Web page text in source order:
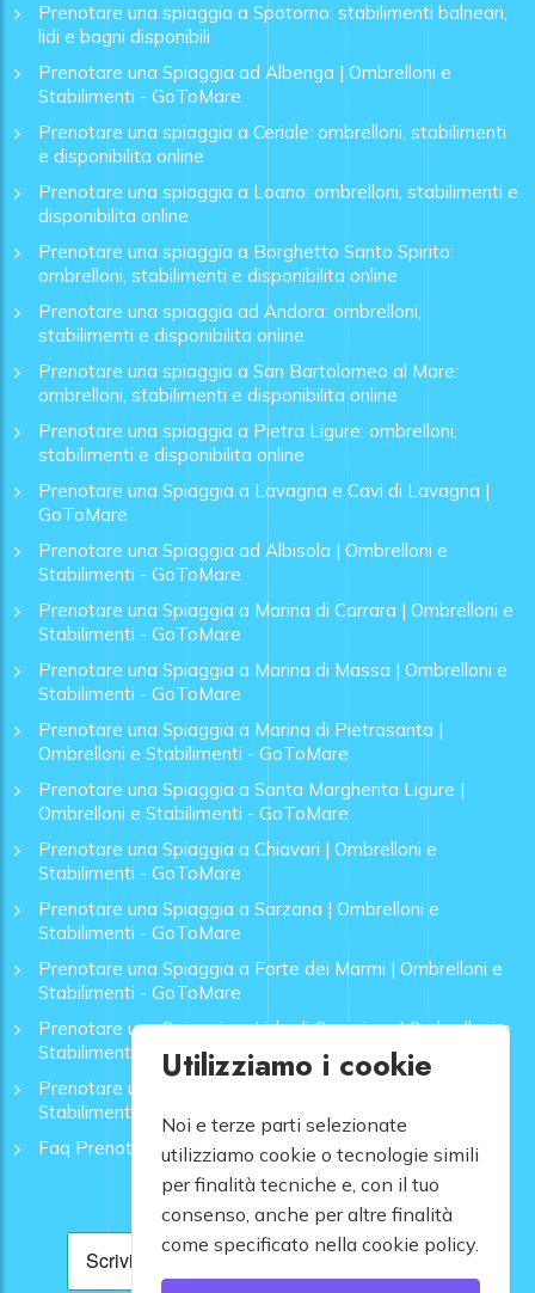
Prenotare una spiaggia a Spotorno: stabilimenti balneari,
lidi e bagni disponibili
Prenotare una Spiaggia ad Albenga | Ombrelloni e
Stabilimenti - GoToMare
Prenotare una spiaggia a Ceriale: ombrelloni, stabilimenti
e disponibilita online
Prenotare una spiaggia a Loano: ombrelloni, stabilimenti e
disponibilita online
Prenotare una spiaggia a Borghetto Santo Spirito:
ombrelloni, stabilimenti e disponibilita online
Prenotare una spiaggia ad Andora: ombrelloni,
stabilimenti e disponibilita online
Prenotare una spiaggia a San Bartolomeo al Mare:
ombrelloni, stabilimenti e disponibilita online
Prenotare una spiaggia a Pietra Ligure: ombrelloni,
stabilimenti e disponibilita online
Prenotare una Spiaggia a Lavagna e Cavi di Lavagna |
GoToMare
Prenotare una Spiaggia ad Albisola | Ombrelloni e
Stabilimenti - GoToMare
Prenotare una Spiaggia a Marina di Carrara | Ombrelloni e
Stabilimenti - GoToMare
Prenotare una Spiaggia a Marina di Massa | Ombrelloni e
Stabilimenti - GoToMare
Prenotare una Spiaggia a Marina di Pietrasanta |
Ombrelloni e Stabilimenti - GoToMare
Prenotare una Spiaggia a Santa Margherita Ligure |
Ombrelloni e Stabilimenti - GoToMare
Prenotare una Spiaggia a Chiavari | Ombrelloni e
Stabilimenti - GoToMare
Prenotare una Spiaggia a Sarzana | Ombrelloni e
Stabilimenti - GoToMare
Prenotare una Spiaggia a Forte dei Marmi | Ombrelloni e
Stabilimenti - GoToMare
Prenotare una Spiaggia a Lido di Camaiore | Ombrelloni e
Stabilimenti - GoToMare
Prenotare una Spiaggia a Rapallo | Ombrelloni e
Stabilimenti - GoToMare
Faq Prenotazione Spiagge
Utilizziamo i cookie
Noi e terze parti selezionate
utilizziamo cookie o tecnologie simili
per finalità tecniche e, con il tuo
consenso, anche per altre finalità
come specificato nella cookie policy.